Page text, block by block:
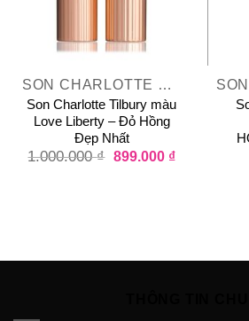
SON CHARLOTTE TILBURY
Son Charlotte Tilbury màu
Love Liberty – Đỏ Hồng
Đẹp Nhất
1.000.000₫ 899.000 ₫